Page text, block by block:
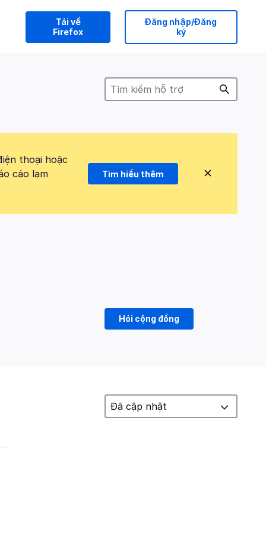
Tải về
Firefox
Đăng nhập/Đăng
ký
thoại hoặc
cáo lạm
Tìm hiểu thêm
Hỏi cộng đồng